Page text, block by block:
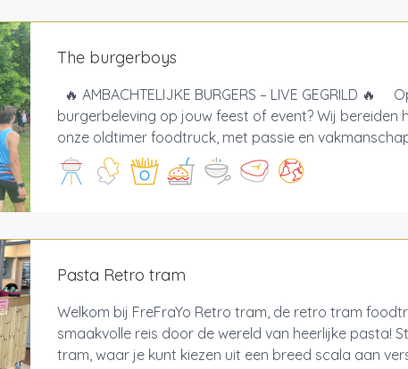
The burgerboys
🔥 AMBACHTELIJKE BURGERS – LIVE GEGRILD 🔥
burgerbeleving op jouw feest of event? Wij bereiden
onze oldtimer foodtruck, met passie en
Pasta Retro tram
Welkom bij FreFraYo Retro tram, de retro tram
smaakvolle reis door de wereld van heerlijke pasta!
tram, waar je kunt kiezen uit een breed scala aan